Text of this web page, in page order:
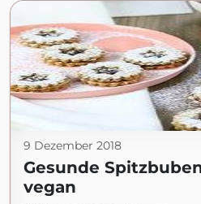
9 Dezember 2018
Gesunde
vegan